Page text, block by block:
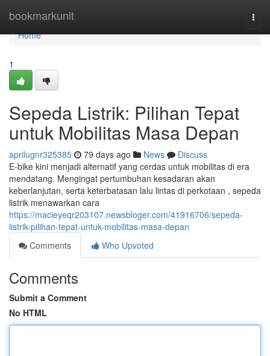
bookmarkunit
Home
Home
1
Sepeda Listrik: Pilihan Tepat
untuk Mobilitas Masa Depan
aprilugnr325385 79 days ago News
Discuss
E-bike kini menjadi alternatif yang cerdas untuk mobilitas di era
mendatang. Mengingat pertumbuhan kesadaran akan
keberlanjutan, serta keterbatasan lalu lintas di perkotaan , sepeda
listrik menawarkan cara
https://macieyeqr203107.newsbloger.com/41916706/sepeda-
listrik-pilihan-tepat-untuk-mobilitas-masa-depan
Comments
Who Upvoted
Comments
Submit a Comment
No HTML